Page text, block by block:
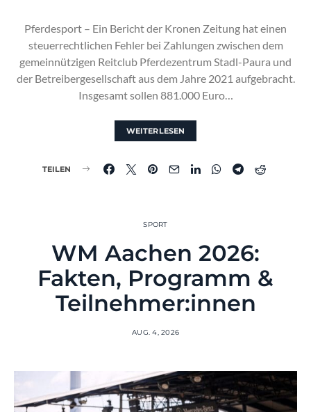
Pferdesport – Ein Bericht der Kronen Zeitung hat einen
steuerrechtlichen Fehler bei Zahlungen zwischen dem
gemeinnützigen Reitclub Pferdezentrum Stadl-Paura und
der Betreibergesellschaft aus dem Jahre 2021 aufgebracht.
Insgesamt sollen 881.000 Euro…
WEITERLESEN
TEILEN
SPORT
WM Aachen 2026:
Fakten, Programm &
Teilnehmer:innen
AUG. 4, 2026